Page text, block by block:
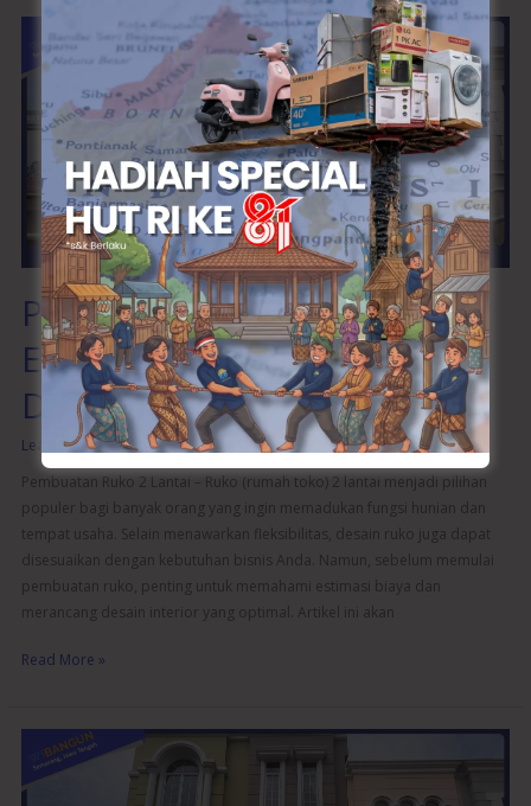
Pembuatan Ruko 2 Lantai:
Estimasi Biaya dan Tips
Desain Interior
Leave a Comment /Ruko/wibangunweb
Pembuatan Ruko 2 Lantai – Ruko (rumah toko) 2 lantai menjadi pilihan
populer bagi banyak orang yang ingin memadukan fungsi hunian dan
tempat usaha. Selain menawarkan fleksibilitas, desain ruko juga dapat
disesuaikan dengan kebutuhan bisnis Anda. Namun, sebelum memulai
pembuatan ruko, penting untuk memahami estimasi biaya dan
merancang desain interior yang optimal. Artikel ini akan
Ruko
2
Lantai:
Estimasi
Biaya
dan
Tips
Desain
Interior
Read More »
Pembuatan
Ruko
dengan